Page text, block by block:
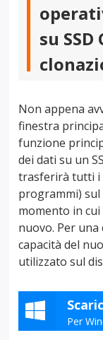
su
Non appena
finestra
funzione
dei dati su un
trasferirà tutti i
programmi)
momento in
nuovo. Per una
capacità del
utilizzato sul
Per